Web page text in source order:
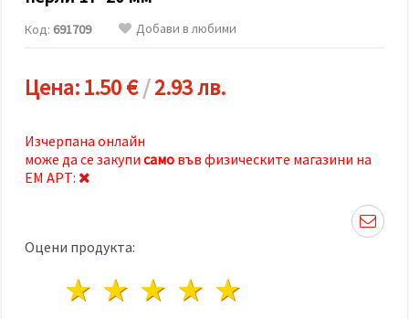
съгласиш
използваме
всички
натиснеш
всички!"
или да
"Настройки",
като
Код: 691709 Добави в любими
Цена:1.50 €/2.93 лв.
Изчерпана онлайн
може да се закупи само във физическите магазини на
ЕМ АРТ:
Оцени продукта:
4 звезди
3 звезди
2 звезди
1 звезда